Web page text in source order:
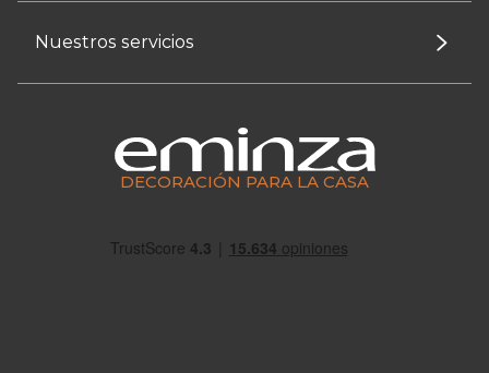
Nuestros servicios
DECORACIÓN PARA LA CASA